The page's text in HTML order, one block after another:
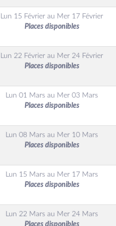
Lun 15 Février au Mer 17 Février
Places disponibles
Lun 22 Février au Mer 24 Février
Places disponibles
Lun 01 Mars au Mer 03 Mars
Places disponibles
Lun 08 Mars au Mer 10 Mars
Places disponibles
Lun 15 Mars au Mer 17 Mars
Places disponibles
Lun 22 Mars au Mer 24 Mars
Places disponibles